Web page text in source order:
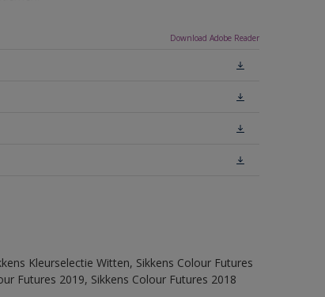
Download Adobe Reader
Kleurselectie Witten, Sikkens Colour Futures
Futures 2019, Sikkens Colour Futures 2018